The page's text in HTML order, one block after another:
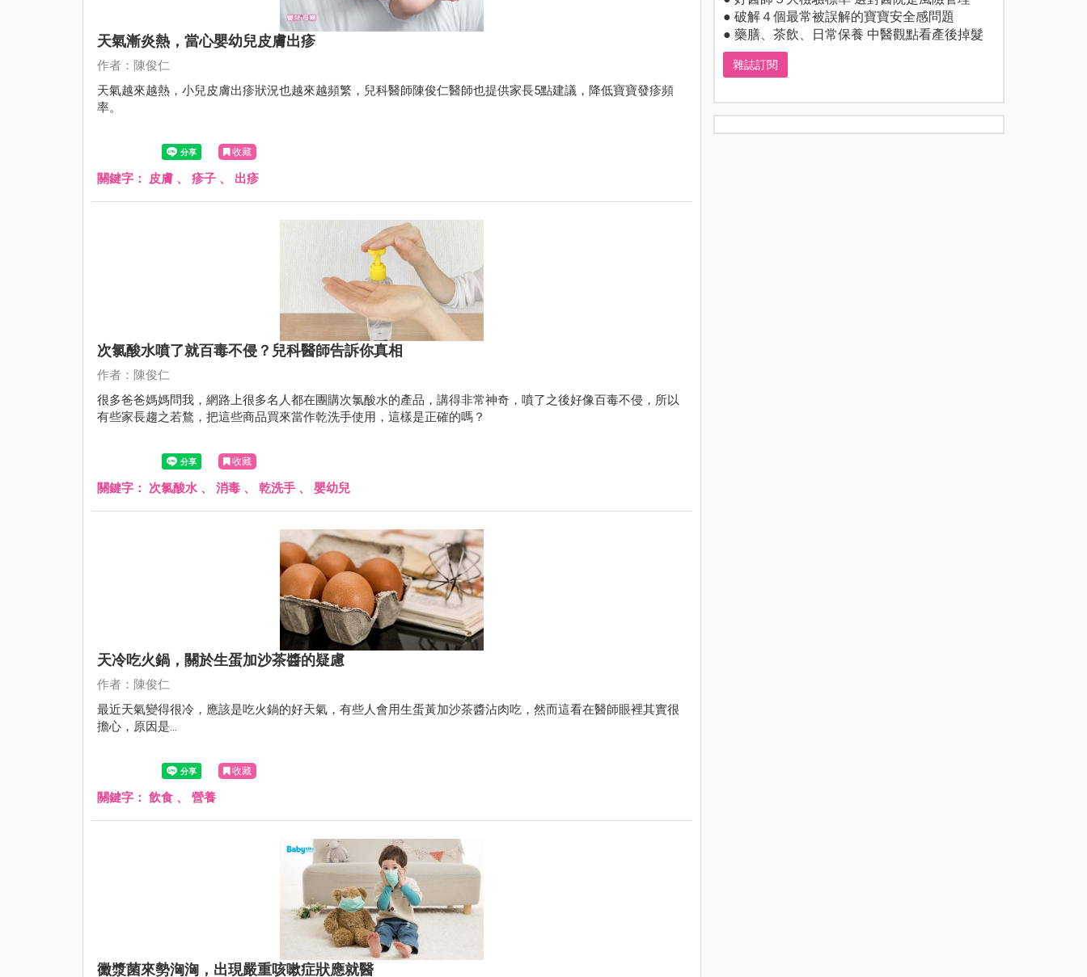
天氣漸炎熱，當心嬰幼兒皮膚出疹
作者：陳俊仁
天氣越來越熱，小兒皮膚出疹狀況也越來越頻繁，兒科醫師陳俊仁醫師也提供家長5點建議，降低寶寶發疹頻
率。
收藏
關鍵字： 皮膚 、 疹子 、 出疹
次氯酸水噴了就百毒不侵？兒科醫師告訴你真相
作者：陳俊仁
很多爸爸媽媽問我，網路上很多名人都在團購次氯酸水的產品，講得非常神奇，噴了之後好像百毒不侵，所以
有些家長趨之若鶩，把這些商品買來當作乾洗手使用，這樣是正確的嗎？
收藏
關鍵字： 次氯酸水 、 消毒 、 乾洗手 、 嬰幼兒
天冷吃火鍋，關於生蛋加沙茶醬的疑慮
作者：陳俊仁
最近天氣變得很冷，應該是吃火鍋的好天氣，有些人會用生蛋黃加沙茶醬沾肉吃，然而這看在醫師眼裡其實很
擔心，原因是...
收藏
關鍵字： 飲食 、 營養
黴漿菌來勢洶洶，出現嚴重咳嗽症狀應就醫
● 破解４個最常被誤解的寶寶安全感問題
● 藥膳、茶飲、日常保養 中醫觀點看產後掉髮
雜誌訂閱